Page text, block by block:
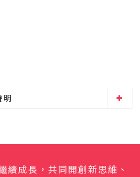
明
續成長，共同開創新思維、